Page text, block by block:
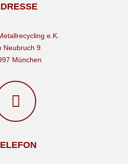
e.K.
Neubruch 9
München